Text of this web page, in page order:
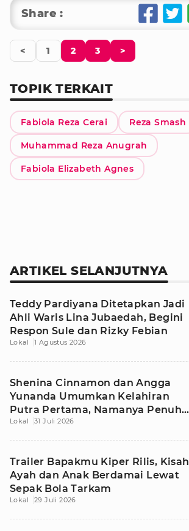
Share :
< 1 2 3 >
TOPIK TERKAIT
Fabiola Reza Cerai Reza Smash
Muhammad Reza Anugrah
Fabiola Elizabeth Agnes
ARTIKEL SELANJUTNYA
Teddy Pardiyana Ditetapkan Jadi
Ahli Waris Lina Jubaedah, Begini
Respon Sule dan Rizky Febian
Lokal 1 Agustus 2026
Shenina Cinnamon dan Angga
Yunanda Umumkan Kelahiran
Putra Pertama, Namanya Penuh
Makna
Lokal 31 Juli 2026
Trailer Bapakmu Kiper Rilis, Kisah
Ayah dan Anak Berdamai Lewat
Sepak Bola Tarkam
Lokal 29 Juli 2026